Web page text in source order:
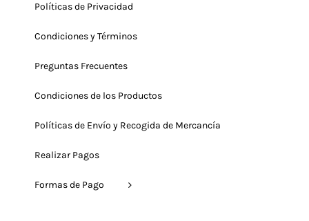
Políticas de Privacidad
Condiciones y Términos
Preguntas Frecuentes
Condiciones de los Productos
Políticas de Envío y Recogida de Mercancía
Realizar Pagos
Formas de Pago